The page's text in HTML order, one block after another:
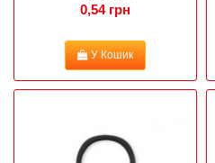
0,54 грн
У Кошик